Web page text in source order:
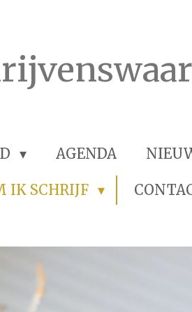
AGENDA
IK SCHRIJF